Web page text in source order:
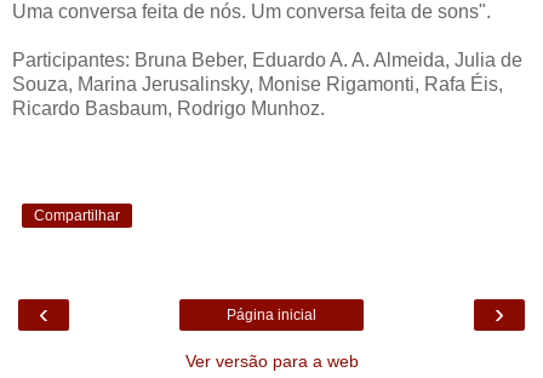
Uma conversa feita de nós. Um conversa feita de sons".
Participantes: Bruna Beber, Eduardo A. A. Almeida, Julia de
Souza, Marina Jerusalinsky, Monise Rigamonti, Rafa Éis,
Ricardo Basbaum, Rodrigo Munhoz.
Compartilhar
‹ ›
Página inicial
Ver versão para a web